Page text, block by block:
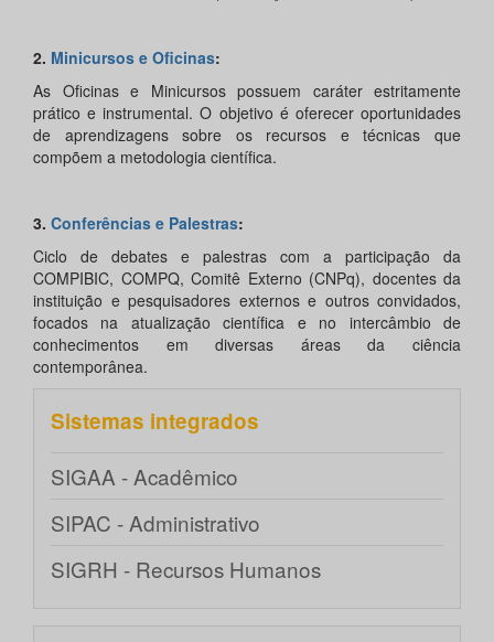
2. Minicursos e Oficinas:
As Oficinas e Minicursos possuem caráter estritamente
prático e instrumental. O objetivo é oferecer oportunidades
de aprendizagens sobre os recursos e técnicas que
compõem a metodologia científica.
3. Conferências e Palestras:
Ciclo de debates e palestras com a participação da
COMPIBIC, COMPQ, Comitê Externo (CNPq), docentes da
instituição e pesquisadores externos e outros convidados,
focados na atualização científica e no intercâmbio de
conhecimentos em diversas áreas da ciência
contemporânea.
Sistemas integrados
SIGAA - Acadêmico
SIPAC - Administrativo
SIGRH - Recursos Humanos